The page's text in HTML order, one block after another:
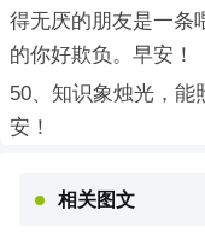
得无厌的朋友是一条
的你好欺负。早安！
50、知识象烛光，能
安！
相关图文